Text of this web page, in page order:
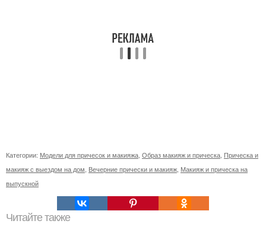
Категории: Модели для причесок и макияжа Образ макияж и прическа Прическа и
макияж с выездом на дом Вечерние прически и макияж Макияж и прическа на
выпускной
Читайте также